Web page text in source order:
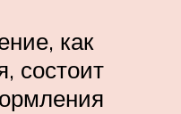
как
состоит